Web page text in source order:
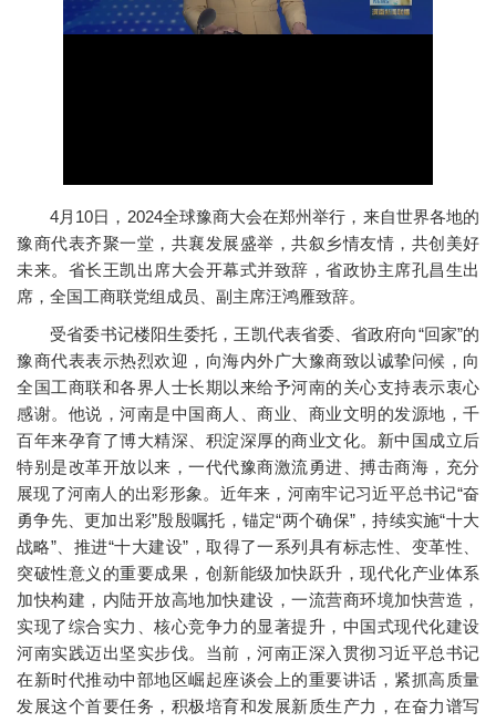
4月10日，2024全球豫商大会在郑州举行，来自世界各地的
豫商代表齐聚一堂，共襄发展盛举，共叙乡情友情，共创美好
未来。省长王凯出席大会开幕式并致辞，省政协主席孔昌生出
席，全国工商联党组成员、副主席汪鸿雁致辞。
受省委书记楼阳生委托，王凯代表省委、省政府向“回家”的
豫商代表表示热烈欢迎，向海内外广大豫商致以诚挚问候，向
全国工商联和各界人士长期以来给予河南的关心支持表示衷心
感谢。他说，河南是中国商人、商业、商业文明的发源地，千
百年来孕育了博大精深、积淀深厚的商业文化。新中国成立后
特别是改革开放以来，一代代豫商激流勇进、搏击商海，充分
展现了河南人的出彩形象。近年来，河南牢记习近平总书记“奋
勇争先、更加出彩”殷殷嘱托，锚定“两个确保”，持续实施“十大
战略”、推进“十大建设”，取得了一系列具有标志性、变革性、
突破性意义的重要成果，创新能级加快跃升，现代化产业体系
加快构建，内陆开放高地加快建设，一流营商环境加快营造，
实现了综合实力、核心竞争力的显著提升，中国式现代化建设
河南实践迈出坚实步伐。当前，河南正深入贯彻习近平总书记
在新时代推动中部地区崛起座谈会上的重要讲话，紧抓高质量
发展这个首要任务，积极培育和发展新质生产力，在奋力谱写